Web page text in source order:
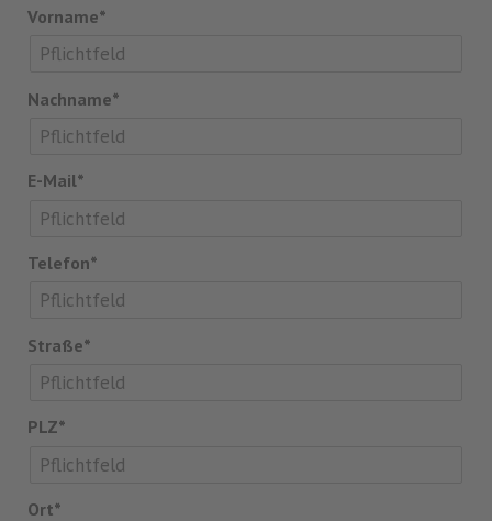
Vorname*
Nachname*
E-Mail*
Telefon*
Straße*
PLZ*
Ort*